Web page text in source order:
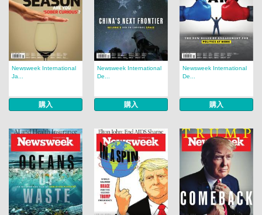
Newsweek International
Ja...
購入
Newsweek International
De...
購入
Newsweek International
De...
購入